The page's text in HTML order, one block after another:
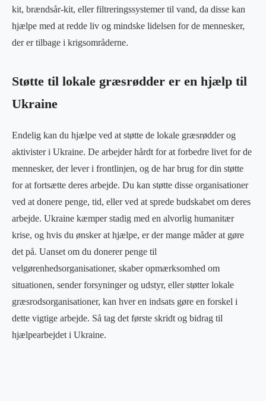
kit, brændsår-kit, eller filtreringssystemer til vand, da disse kan
hjælpe med at redde liv og mindske lidelsen for de mennesker,
der er tilbage i krigsområderne.
Støtte til lokale græsrødder er en hjælp til
Ukraine
Endelig kan du hjælpe ved at støtte de lokale græsrødder og
aktivister i Ukraine. De arbejder hårdt for at forbedre livet for de
mennesker, der lever i frontlinjen, og de har brug for din støtte
for at fortsætte deres arbejde. Du kan støtte disse organisationer
ved at donere penge, tid, eller ved at sprede budskabet om deres
arbejde. Ukraine kæmper stadig med en alvorlig humanitær
krise, og hvis du ønsker at hjælpe, er der mange måder at gøre
det på. Uanset om du donerer penge til
velgørenhedsorganisationer, skaber opmærksomhed om
situationen, sender forsyninger og udstyr, eller støtter lokale
græsrodsorganisationer, kan hver en indsats gøre en forskel i
dette vigtige arbejde. Så tag det første skridt og bidrag til
hjælpearbejdet i Ukraine.